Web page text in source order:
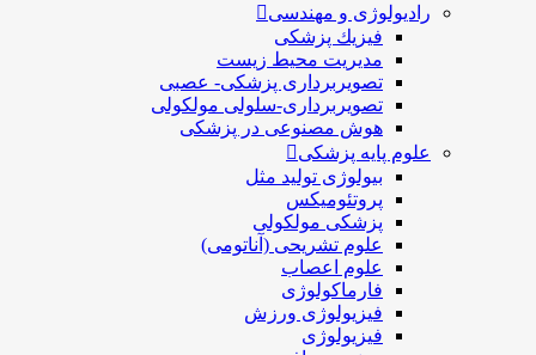
رادیولوژی و مهندسی
فيزيك پزشکی
مدیریت محیط زیست
تصویربرداری پزشکی- عصبی
تصویربرداری-سلولی مولکولی
هوش مصنوعی در پزشکی
علوم پایه پزشکی
بیولوژی تولید مثل
پروتئومیکس
پزشکی مولکولی
علوم تشریحی (آناتومی)
علوم اعصاب
فارماکولوژی
فیزیولوژی ورزش
فیزیولوژی